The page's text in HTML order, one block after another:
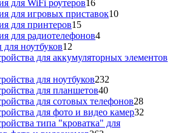
для WiFi роутеров1616
товаров
для игровых приставок1010
для принтеров1515
товаров
для радиотелефонов44
ноутбуков12
товаров
для аккумуляторных элементов
для ноутбуков232
для планшетов4040
товаров
для сотовых телефонов2828
товаров
для фото и видео камер32
типа "кроватка" для